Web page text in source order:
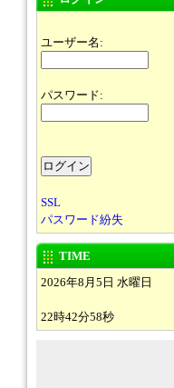
ユーザー名:
パスワード:
SSL
パスワード紛失
TIME
2026年8月5日 水曜日
22時42分58秒